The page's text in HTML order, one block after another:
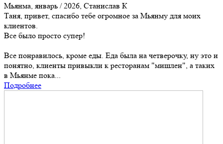
Мьянма, январь / 2026, Станислав К
Таня, привет, спасибо тебе огромное за Мьянму для моих
клиентов.
Все было просто супер!
Все понравилось, кроме еды. Еда была на четверочку, ну это и
понятно, клиенты привыкли к ресторанам "мишлен", а таких
в Мьянме пока...
Подробнее